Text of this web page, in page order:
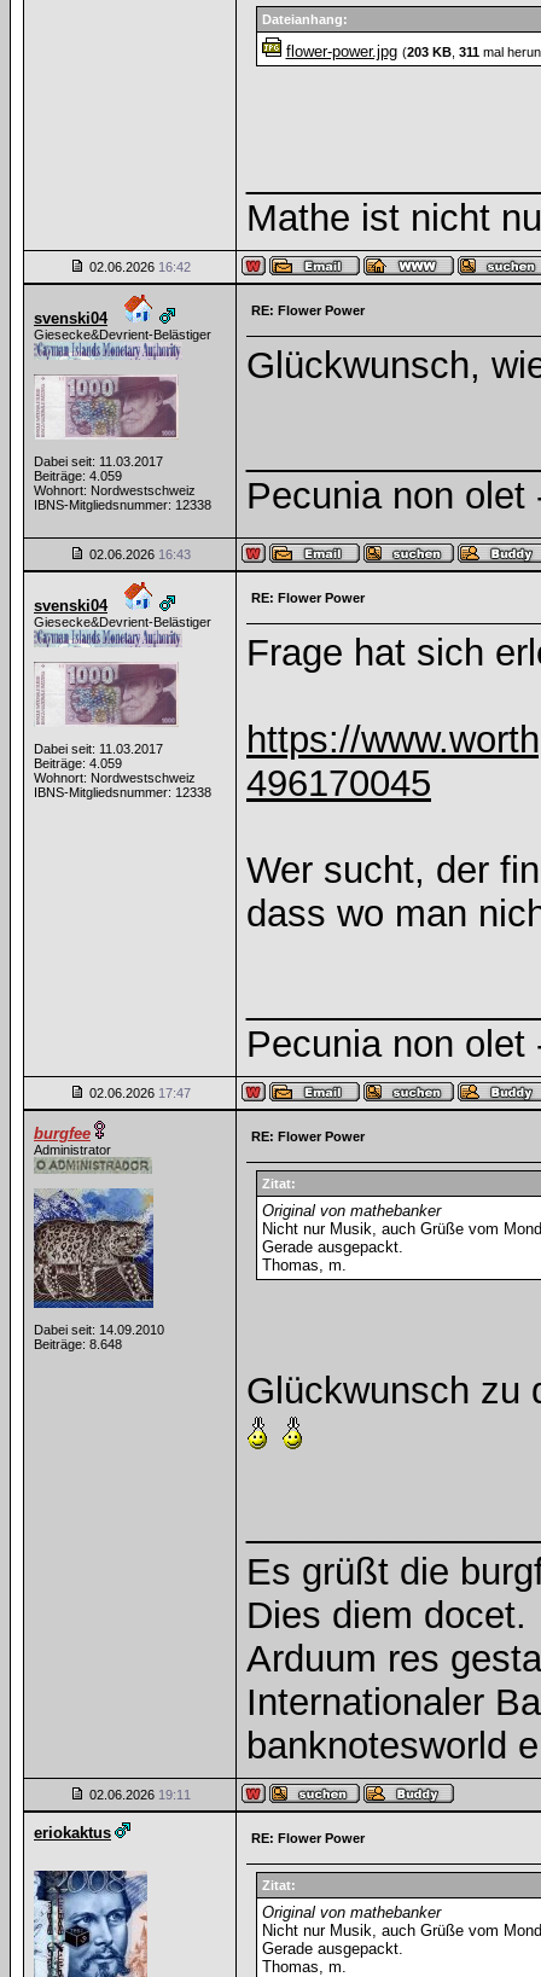
Dateianhang:
flower-power.jpg (203 KB, 311mal
Mathe ist nicht
02.06.2026 16:42
svenski04
Giesecke&Devrient-Belästiger
Dabei seit: 11.03.2017
Beiträge: 4.059
Wohnort: Nordwestschweiz
IBNS-Mitgliedsnummer: 12338
RE: Flower Power
Glückwunsch,
Pecunia non
02.06.2026 16:43
svenski04
Giesecke&Devrient-Belästiger
Dabei seit: 11.03.2017
Beiträge: 4.059
Wohnort: Nordwestschweiz
IBNS-Mitgliedsnummer: 12338
RE: Flower Power
Frage hat sich
https://
496170045
Wer sucht, der
dass wo man
Pecunia non
02.06.2026 17:47
burgfee
Administrator
Dabei seit: 14.09.2010
Beiträge: 8.648
RE: Flower Power
Zitat:
Original von mathebanker
Nicht nur Musik, auch Grüße vom
Gerade ausgepackt.
Thomas, m.
Glückwunsch zu
Es grüßt die
Dies diem docet.
Arduum res
Internationaler
banknotesworld
02.06.2026 19:11
eriokaktus RE: Flower Power
Zitat:
Original von mathebanker
Nicht nur Musik, auch Grüße vom
Gerade ausgepackt.
Thomas, m.